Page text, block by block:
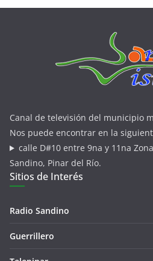
Canal de televisión del municipio
Nos puede encontrar en la
calle D#10 entre 9na y 11na
Sandino, Pinar del Río.
Sitios de Interés
Radio Sandino
Guerrillero